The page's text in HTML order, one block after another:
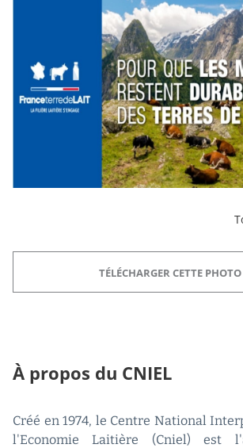
TÉLÉCHARGER CETTE PHOTO
À propos du CNIEL
Créé en 1974, le Centre National
l'Economie Laitière (Cniel) est